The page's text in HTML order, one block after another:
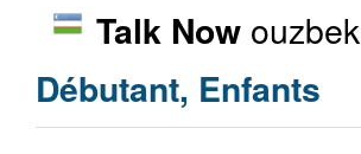
Talk Now ouzbek
Débutant, Enfants